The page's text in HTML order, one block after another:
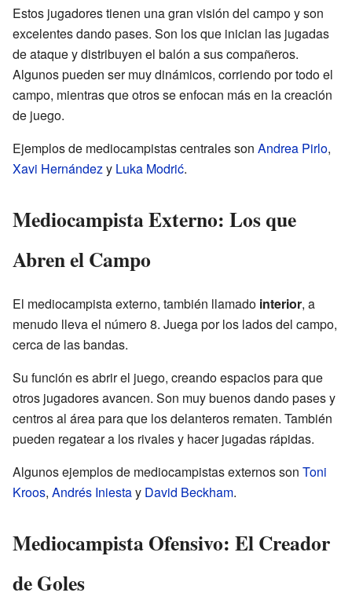
Estos jugadores tienen una gran visión del campo y son
excelentes dando pases. Son los que inician las jugadas
de ataque y distribuyen el balón a sus compañeros.
Algunos pueden ser muy dinámicos, corriendo por todo el
campo, mientras que otros se enfocan más en la creación
de juego.
Ejemplos de mediocampistas centrales son Andrea Pirlo,
Xavi Hernándezy Luka Modrić.
Mediocampista Externo: Los que
Abren el Campo
El mediocampista externo, también llamado interior, a
menudo lleva el número 8. Juega por los lados del campo,
cerca de las bandas.
Su función es abrir el juego, creando espacios para que
otros jugadores avancen. Son muy buenos dando pases y
centros al área para que los delanteros rematen. También
pueden regatear a los rivales y hacer jugadas rápidas.
Algunos ejemplos de mediocampistas externos son Toni
Kroos, Andrés Iniestay David Beckham.
Mediocampista Ofensivo: El Creador
de Goles